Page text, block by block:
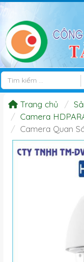
Trang chủ
Camera
Camera Quan